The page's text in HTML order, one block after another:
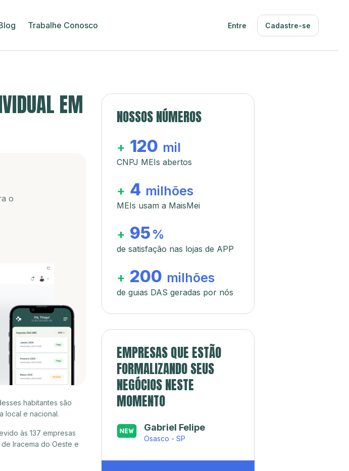
Trabalhe Conosco Entre Cadastre-se
EM
o
habitantes são
local e nacional.
às 137 empresas
Iracema do Oeste e
NOSSOS NÚMEROS
+ 120 mil
CNPJ MEIs abertos
+ 4 milhões
MEIs usam a MaisMei
+ 95 %
de satisfação nas lojas de APP
+ 200 milhões
de guias DAS geradas por nós
EMPRESAS QUE ESTÃO
FORMALIZANDO SEUS
NEGÓCIOS NESTE
MOMENTO
Gabriel Felipe
Osasco - SP